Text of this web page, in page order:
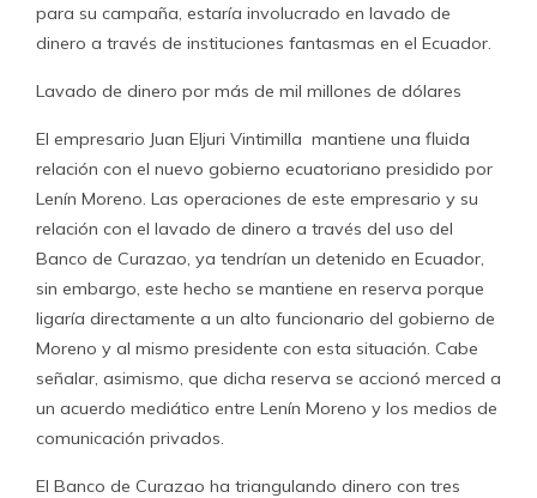
para su campaña, estaría involucrado en lavado de
dinero a través de instituciones fantasmas en el Ecuador.
Lavado de dinero por más de mil millones de dólares
El empresario Juan Eljuri Vintimilla mantiene una fluida
relación con el nuevo gobierno ecuatoriano presidido por
Lenín Moreno. Las operaciones de este empresario y su
relación con el lavado de dinero a través del uso del
Banco de Curazao, ya tendrían un detenido en Ecuador,
sin embargo, este hecho se mantiene en reserva porque
ligaría directamente a un alto funcionario del gobierno de
Moreno y al mismo presidente con esta situación. Cabe
señalar, asimismo, que dicha reserva se accionó merced a
un acuerdo mediático entre Lenín Moreno y los medios de
comunicación privados.
El Banco de Curazao ha triangulando dinero con tres